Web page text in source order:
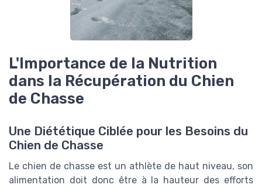
L'Importance de la Nutrition
dans la Récupération du Chien
de Chasse
Une Diététique Ciblée pour les Besoins du
Chien de Chasse
Le chien de chasse est un athlète de haut niveau, son
alimentation doit donc être à la hauteur des efforts